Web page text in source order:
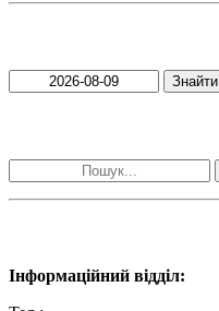
Знайти
Інформаційний відділ: